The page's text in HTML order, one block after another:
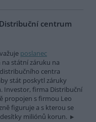
centrum
poslanec
na státní záruku na
centra
stát poskytl záruky
Investor, firma Distribuční
propojen s firmou Leo
figuruje a s kterou se
miliónů korun.